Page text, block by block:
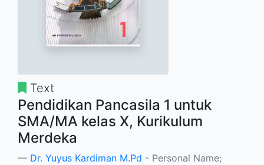
Text
Pendidikan Pancasila 1 untuk
SMA/MA kelas X, Kurikulum
Merdeka
Dr. Yuyus Kardiman M.Pd - Personal Name;